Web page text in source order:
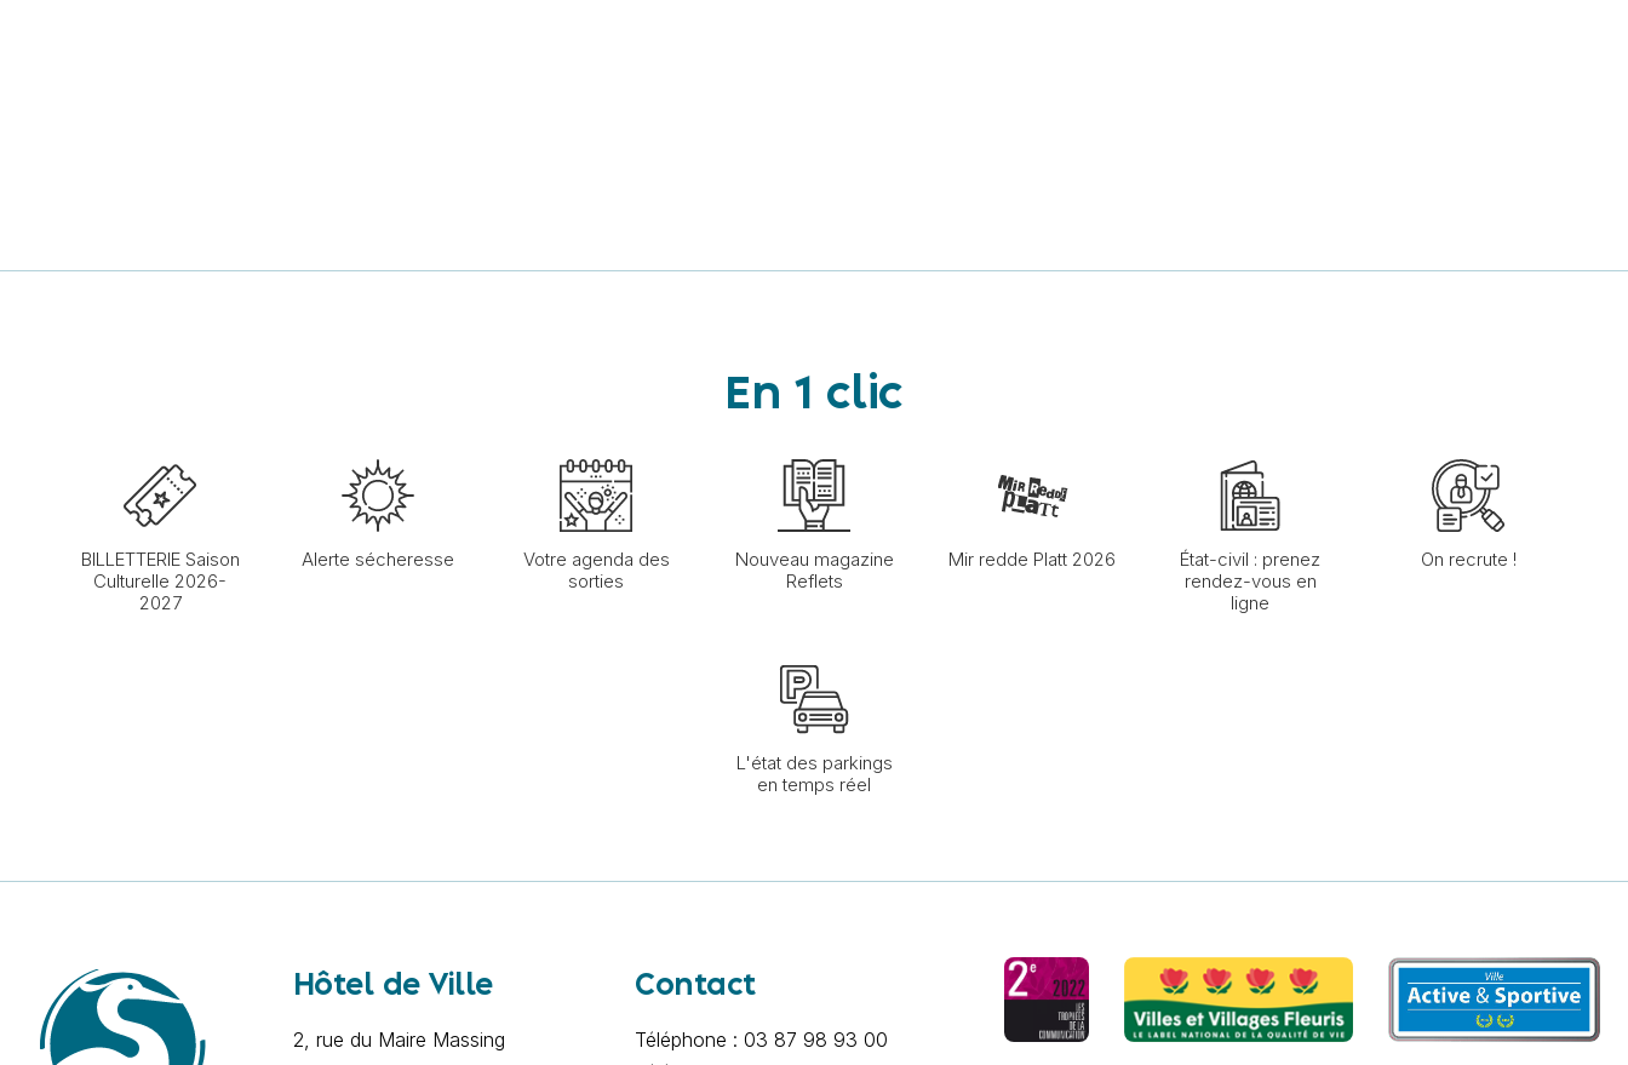
En 1 clic
BILLETTERIE Saison
Culturelle 2026-
2027
Alerte sécheresse
Votre agenda des
sorties
Nouveau magazine
Reflets
Mir redde Platt 2026
État-civil : prenez
rendez-vous en
ligne
On recrute !
L'état des parkings
en temps réel
Hôtel de Ville
2, rue du Maire Massing
Contact
Téléphone : 03 87 98 93 00